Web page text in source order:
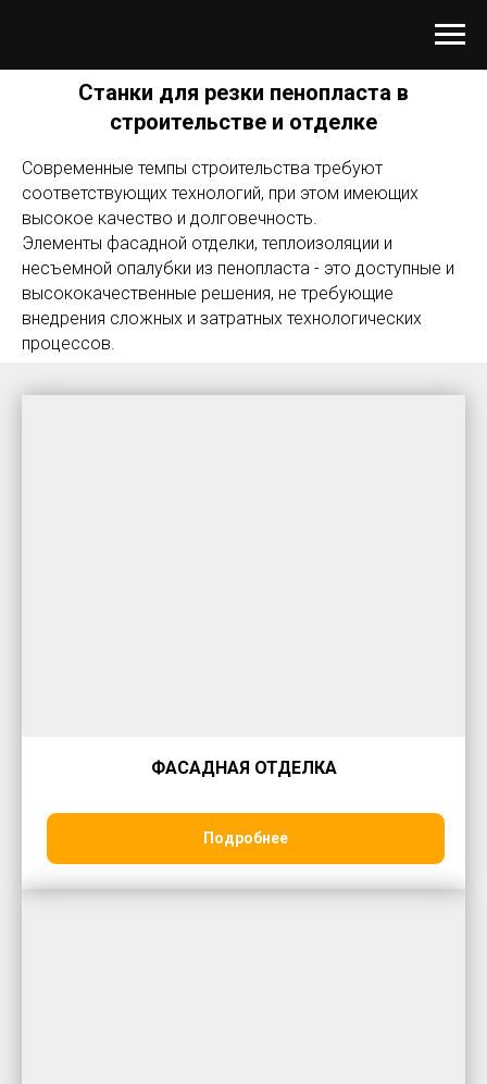
Станки для резки пенопласта в
строительстве и отделке
Современные темпы строительства требуют
соответствующих технологий, при этом имеющих
высокое качество и долговечность.
Элементы фасадной отделки, теплоизоляции и
несъемной опалубки из пенопласта - это доступные и
высококачественные решения, не требующие
внедрения сложных и затратных технологических
процессов.
ФАСАДНАЯ ОТДЕЛКА
Подробнее